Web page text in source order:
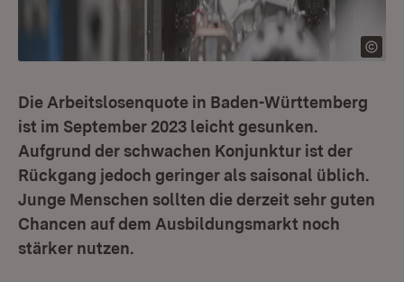
Die Arbeitslosenquote in Baden-Württemberg
ist im September 2023 leicht gesunken.
Aufgrund der schwachen Konjunktur ist der
Rückgang jedoch geringer als saisonal üblich.
Junge Menschen sollten die derzeit sehr guten
Chancen auf dem Ausbildungsmarkt noch
stärker nutzen.